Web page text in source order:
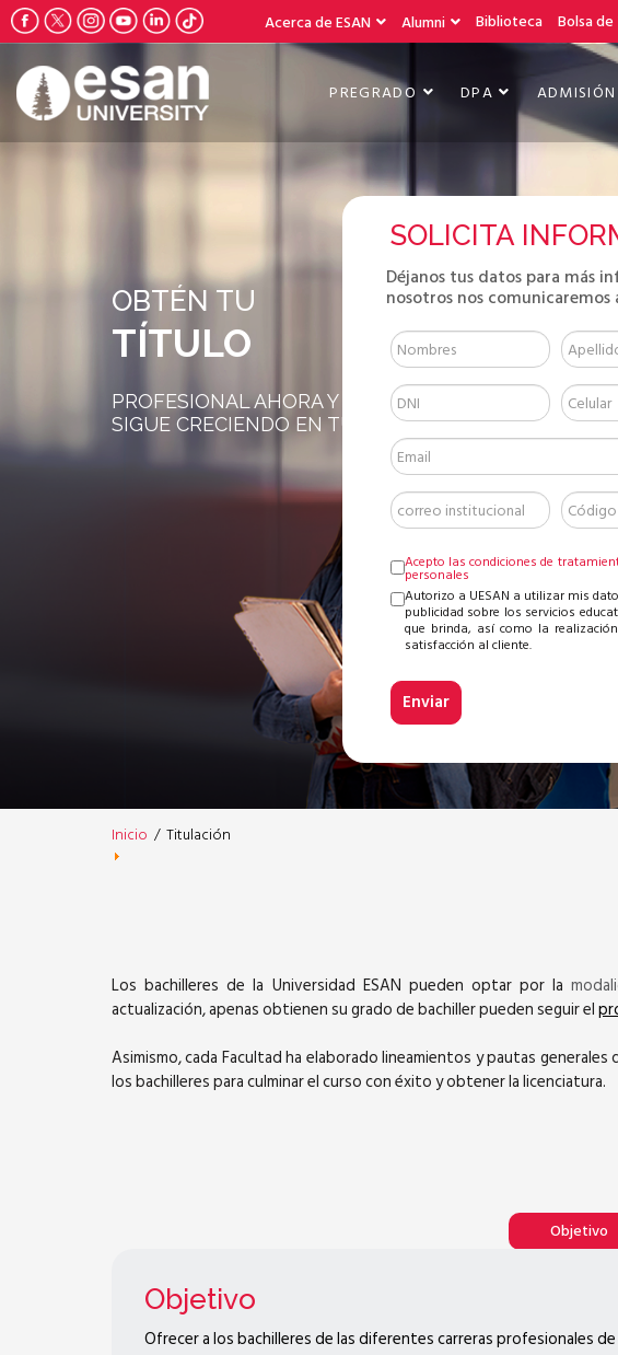
Acerca de ESAN Alumni Biblioteca Bolsa
PREGRADO DPA ADMISIÓN
OBTÉN TU
TÍTULO
PROFESIONAL AHORA Y
SIGUE CRECIENDO EN TU VIDA LABORAL
SOLICITA
Déjanos tus datos para más
nosotros nos comunicaremos
Acepto las condiciones de
personales
Autorizo a UESAN a utilizar mis
publicidad sobre los servicios
que brinda, así como la
satisfacción al cliente.
Inicio / Titulación
Los bachilleres de la Universidad ESAN pueden optar por la
actualización, apenas obtienen su grado de bachiller pueden seguir el
Asimismo, cada Facultad ha elaborado lineamientos y pautas
los bachilleres para culminar el curso con éxito y obtener la licenciatura.
Objetivo
Objetivo
Ofrecer a los bachilleres de las diferentes carreras profesionales